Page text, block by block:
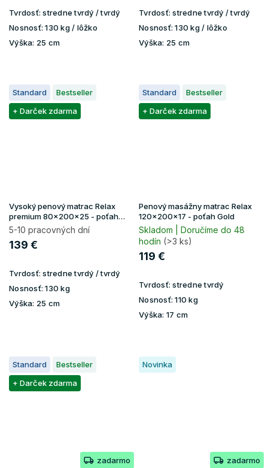
Tvrdosť: stredne tvrdý / tvrdý
Nosnosť: 130 kg / lôžko
Výška: 25 cm
Tvrdosť: stredne tvrdý / tvrdý
Nosnosť: 130 kg / lôžko
Výška: 25 cm
Standard
Bestseller
+ Darček zdarma
Vysoký penový matrac Relax
premium 80x200x25 - poťah
Lavender
5-10 pracovných dní
139 €
Tvrdosť: stredne tvrdý / tvrdý
Nosnosť: 130 kg
Výška: 25 cm
Standard
Bestseller
+ Darček zdarma
Penový masážny matrac Relax
120x200x17 - poťah Gold
Skladom | Doručíme do 48
hodín (>3 ks)
119 €
Tvrdosť: stredne tvrdý
Nosnosť:110 kg
Výška: 17 cm
Standard
Bestseller
+ Darček zdarma
zadarmo
Novinka
zadarmo